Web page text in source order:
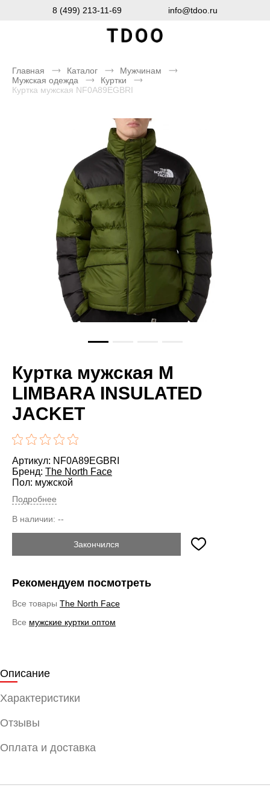
8 (499) 213-11-69 info@tdoo.ru
Главная Каталог
Мужчинам
Мужская одежда
Куртки
Куртка мужская NF0A89EGBRI
Куртка мужская M
LIMBARA INSULATED
JACKET
Артикул: NF0A89EGBRI
Бренд: The North Face
Пол: мужской
Подробнее
В наличии: --
Закончился
Рекомендуем посмотреть
Все товары The North Face
Все мужские куртки оптом
Описание
Характеристики
Отзывы
Оплата и доставка